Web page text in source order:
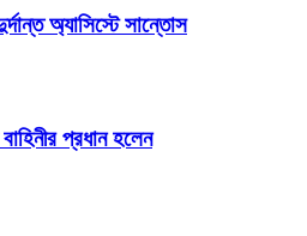
অ্যাসিস্টে সান্তোস
প্রধান হলেন